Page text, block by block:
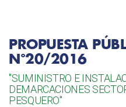
PROPUESTA
N°20/2016
"SUMINISTRO E
DEMARCACIONES
PESQUERO"